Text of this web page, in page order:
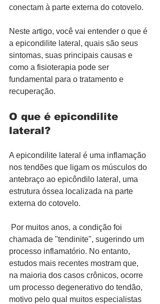
conectam à parte externa do cotovelo.
Neste artigo, você vai entender o que é
a epicondilite lateral, quais são seus
sintomas, suas principais causas e
como a fisioterapia pode ser
fundamental para o tratamento e
recuperação.
O que é epicondilite
lateral?
A epicondilite lateral é uma inflamação
nos tendões que ligam os músculos do
antebraço ao epicôndilo lateral, uma
estrutura óssea localizada na parte
externa do cotovelo.
Por muitos anos, a condição foi
chamada de "tendinite", sugerindo um
processo inflamatório. No entanto,
estudos mais recentes mostram que,
na maioria dos casos crônicos, ocorre
um processo degenerativo do tendão,
motivo pelo qual muitos especialistas